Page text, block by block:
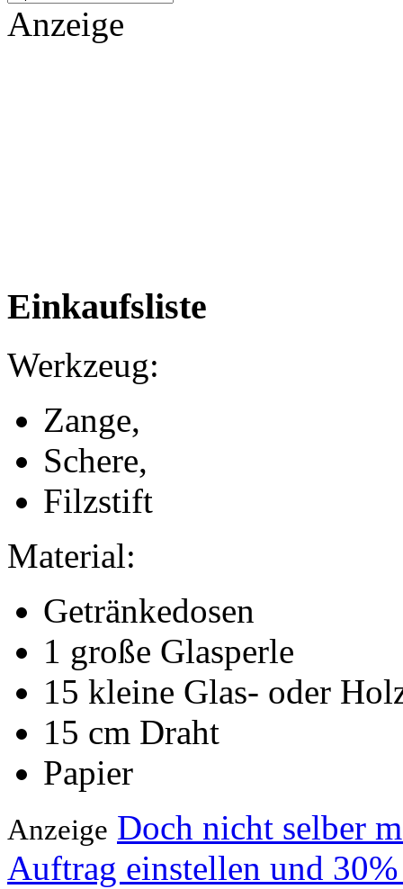
Anzeige
Einkaufsliste
Werkzeug:
Zange,
Schere,
Filzstift
Material:
Getränkedosen
1 große Glasperle
15 kleine Glas- oder
15 cm Draht
Papier
Anzeige Doch nicht selber
Auftrag einstellen und